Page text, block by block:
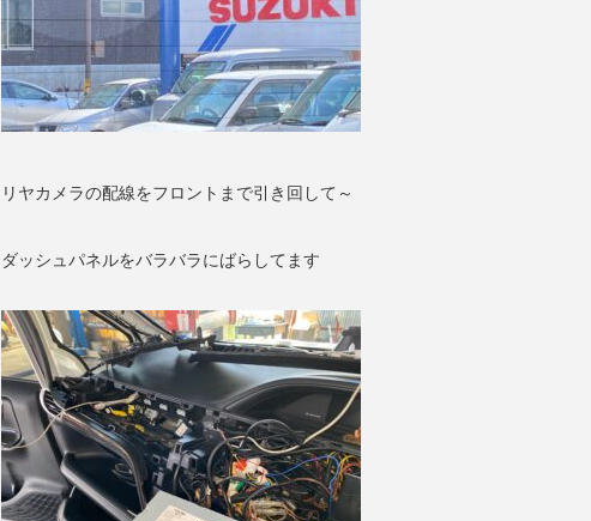
リヤカメラの配線をフロントまで引き回して～
ダッシュパネルをバラバラにばらしてます